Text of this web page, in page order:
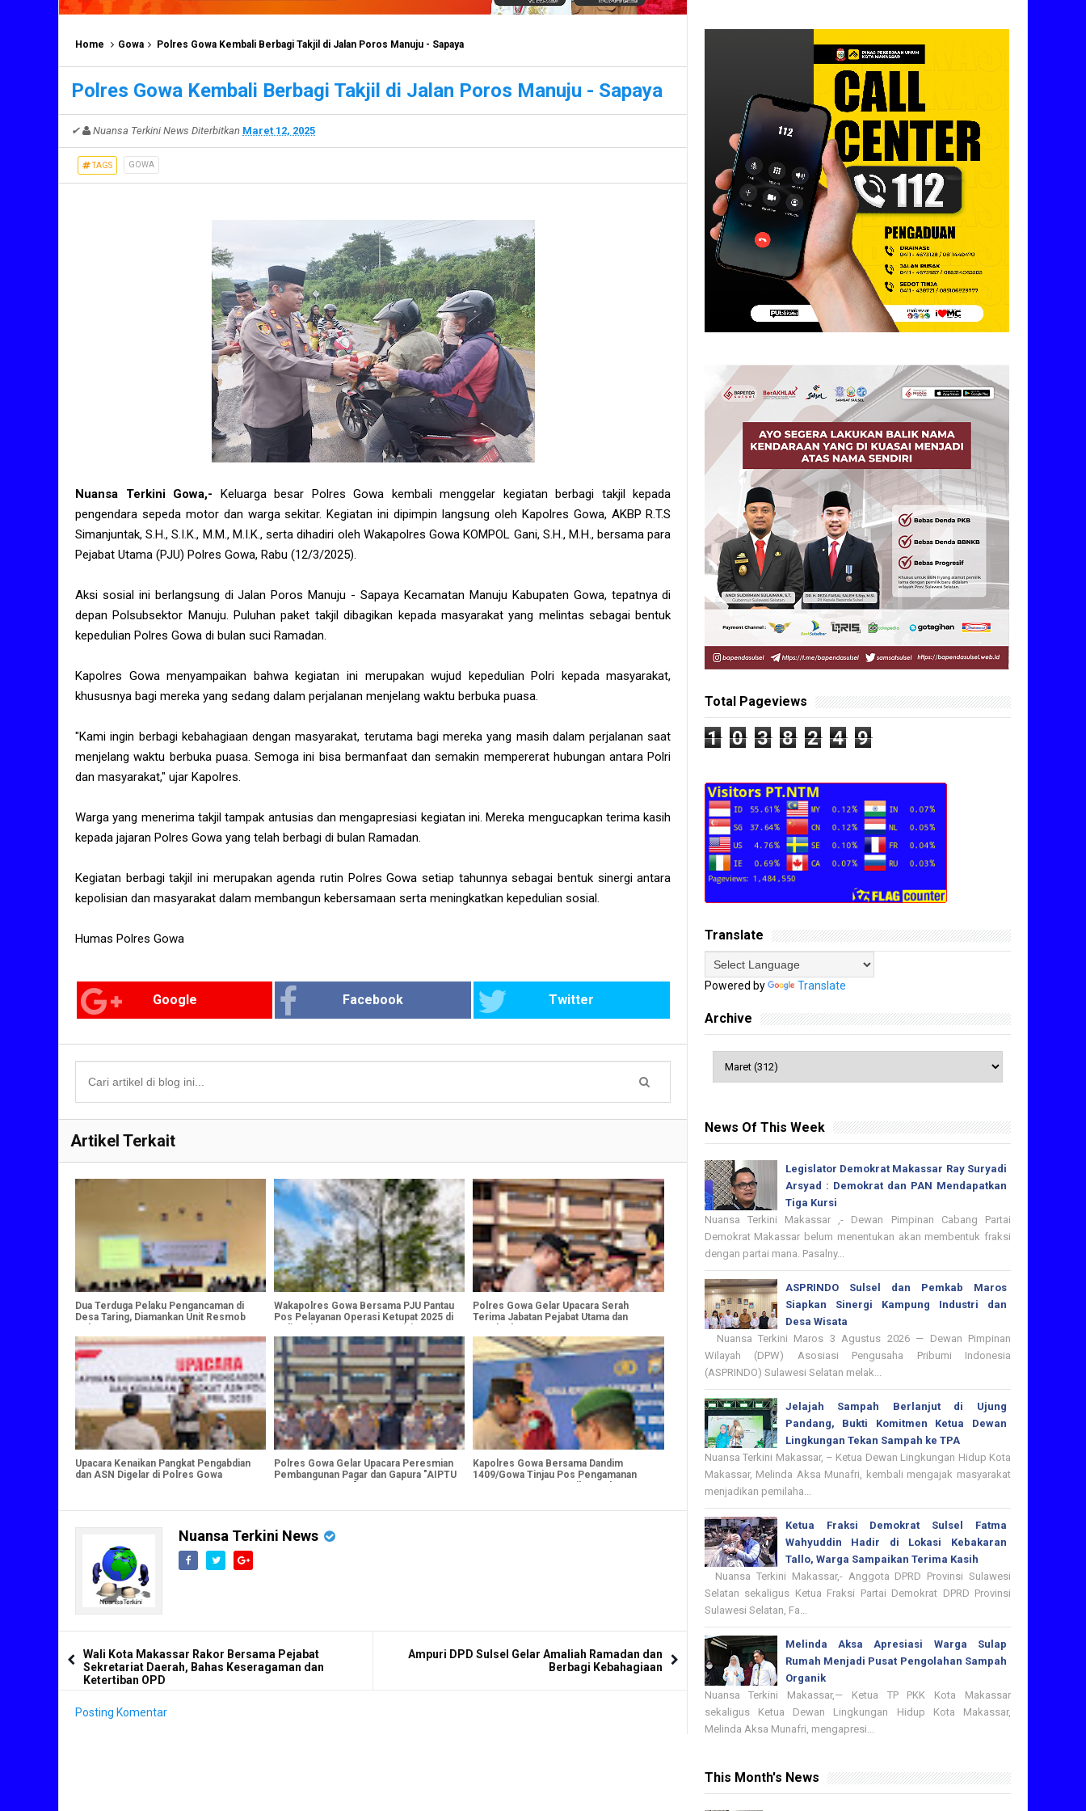
Home Gowa Polres Gowa Kembali Berbagi Takjil di Jalan Poros Manuju - Sapaya
Polres Gowa Kembali Berbagi Takjil di Jalan Poros Manuju - Sapaya
✔ Nuansa Terkini News Diterbitkan Maret 12, 2025
TAGS GOWA
Nuansa Terkini Gowa,- Keluarga besar Polres Gowa kembali menggelar kegiatan berbagi takjil kepada
pengendara sepeda motor dan warga sekitar. Kegiatan ini dipimpin langsung oleh Kapolres Gowa, AKBP R.T.S
Simanjuntak, S.H., S.I.K., M.M., M.I.K., serta dihadiri oleh Wakapolres Gowa KOMPOL Gani, S.H., M.H., bersama para
Pejabat Utama (PJU) Polres Gowa, Rabu (12/3/2025).
Aksi sosial ini berlangsung di Jalan Poros Manuju - Sapaya Kecamatan Manuju Kabupaten Gowa, tepatnya di
depan Polsubsektor Manuju. Puluhan paket takjil dibagikan kepada masyarakat yang melintas sebagai bentuk
kepedulian Polres Gowa di bulan suci Ramadan.
Kapolres Gowa menyampaikan bahwa kegiatan ini merupakan wujud kepedulian Polri kepada masyarakat,
khususnya bagi mereka yang sedang dalam perjalanan menjelang waktu berbuka puasa.
"Kami ingin berbagi kebahagiaan dengan masyarakat, terutama bagi mereka yang masih dalam perjalanan saat
menjelang waktu berbuka puasa. Semoga ini bisa bermanfaat dan semakin mempererat hubungan antara Polri
dan masyarakat," ujar Kapolres.
Warga yang menerima takjil tampak antusias dan mengapresiasi kegiatan ini. Mereka mengucapkan terima kasih
kepada jajaran Polres Gowa yang telah berbagi di bulan Ramadan.
Kegiatan berbagi takjil ini merupakan agenda rutin Polres Gowa setiap tahunnya sebagai bentuk sinergi antara
kepolisian dan masyarakat dalam membangun kebersamaan serta meningkatkan kepedulian sosial.
Humas Polres Gowa
Google Facebook Twitter
Artikel Terkait
Dua Terduga Pelaku Pengancaman di
Desa Taring, Diamankan Unit Resmob
Wakapolres Gowa Bersama PJU Pantau
Pos Pelayanan Operasi Ketupat 2025 di
Parangloe
Polres Gowa Gelar Upacara Serah
Terima Jabatan Pejabat Utama dan
Upacara Kenaikan Pangkat Pengabdian
dan ASN Digelar di Polres Gowa
Polres Gowa Gelar Upacara Peresmian
Pembangunan Pagar dan Gapura "AIPTU
Kapolres Gowa Bersama Dandim
1409/Gowa Tinjau Pos Pengamanan
Nuansa Terkini News
Wali Kota Makassar Rakor Bersama Pejabat
Sekretariat Daerah, Bahas Keseragaman dan
Ketertiban OPD
Ampuri DPD Sulsel Gelar Amaliah Ramadan dan
Berbagi Kebahagiaan
Posting Komentar
Total Pageviews
1 0 3 8 2 4 9
Translate
Powered by Translate
Archive
News Of This Week
Legislator Demokrat Makassar Ray Suryadi
Arsyad : Demokrat dan PAN Mendapatkan
Tiga Kursi
Nuansa Terkini Makassar ,- Dewan Pimpinan Cabang Partai
Demokrat Makassar belum menentukan akan membentuk fraksi
dengan partai mana. Pasalny...
ASPRINDO Sulsel dan Pemkab Maros
Siapkan Sinergi Kampung Industri dan
Desa Wisata
Nuansa Terkini Maros 3 Agustus 2026 — Dewan Pimpinan
Wilayah (DPW) Asosiasi Pengusaha Pribumi Indonesia
(ASPRINDO) Sulawesi Selatan melak...
Jelajah Sampah Berlanjut di Ujung
Pandang, Bukti Komitmen Ketua Dewan
Lingkungan Tekan Sampah ke TPA
Nuansa Terkini Makassar, – Ketua Dewan Lingkungan Hidup Kota
Makassar, Melinda Aksa Munafri, kembali mengajak masyarakat
menjadikan pemilaha...
Ketua Fraksi Demokrat Sulsel Fatma
Wahyuddin Hadir di Lokasi Kebakaran
Tallo, Warga Sampaikan Terima Kasih
Nuansa Terkini Makassar,- Anggota DPRD Provinsi Sulawesi
Selatan sekaligus Ketua Fraksi Partai Demokrat DPRD Provinsi
Sulawesi Selatan, Fa...
Melinda Aksa Apresiasi Warga Sulap
Rumah Menjadi Pusat Pengolahan Sampah
Organik
Nuansa Terkini Makassar,— Ketua TP PKK Kota Makassar
sekaligus Ketua Dewan Lingkungan Hidup Kota Makassar,
Melinda Aksa Munafri, mengapresi...
This Month's News